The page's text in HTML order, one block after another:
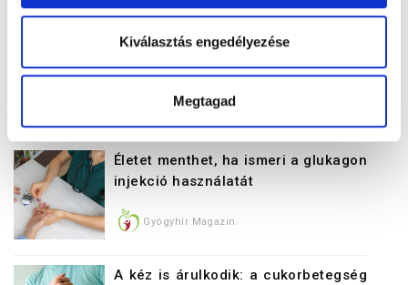
Kiválasztás engedélyezése
Megtagad
Cukorbetegség: rejtett kockázat,
komoly következmények
Gyógyhír Magazin
Életet menthet, ha ismeri a glukagon
injekció használatát
Gyógyhír Magazin
A kéz is árulkodik: a cukorbetegség